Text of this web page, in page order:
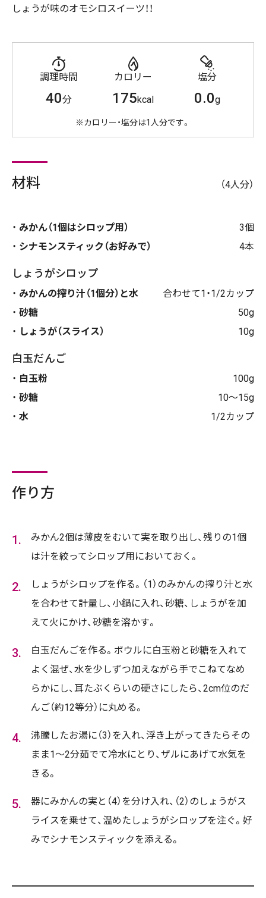
しょうが味のオモシロスイーツ！！
調理時間
40分
カロリー
175kcal
塩分
0.0g
※カロリー・塩分は1人分です。
材料 （4人分）
みかん（1個はシロップ用）
3個
シナモンスティック（お好みで）
4本
しょうがシロップ
みかんの搾り汁（1個分）と水
合わせて1・1/2カップ
砂糖
50g
しょうが（スライス）
10g
白玉だんご
白玉粉
100g
砂糖
10～15g
水
1/2カップ
作り方
みかん2個は薄皮をむいて実を取り出し、残りの1個
は汁を絞ってシロップ用においておく。
しょうがシロップを作る。（1）のみかんの搾り汁と水
を合わせて計量し、小鍋に入れ、砂糖、しょうがを加
えて火にかけ、砂糖を溶かす。
白玉だんごを作る。ボウルに白玉粉と砂糖を入れて
よく混ぜ、水を少しずつ加えながら手でこねてなめ
らかにし、耳たぶくらいの硬さにしたら、2cm位のだ
んご（約12等分）に丸める。
沸騰したお湯に（3）を入れ、浮き上がってきたらその
まま1～2分茹でて冷水にとり、ザルにあげて水気を
きる。
器にみかんの実と（4）を分け入れ、（2）のしょうがス
ライスを乗せて、温めたしょうがシロップを注ぐ。好
みでシナモンスティックを添える。